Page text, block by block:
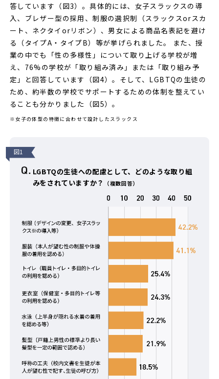
答しています（図3）。具体的には、女子スラックスの導
入、ブレザー型の採用、制服の選択制（スラックスorスカ
ート、ネクタイorリボン）、男女による商品名表記を避け
る（タイプA・タイプB）等が挙げられました。 また、授
業の中でも「性の多様性」について取り上げる学校が増
え、76%の学校が「取り組み済み」または「取り組み予
定」と回答しています（図4）。そして、LGBTQの生徒の
ため、約半数の学校でサポートするための体制を整えてい
ることも分かりました（図5）。
※女子の体型の特徴に合わせて設計したスラックス
図1
LGBTQの生徒への配慮として、どのような取り組
みをされていますか？
（複数回答）